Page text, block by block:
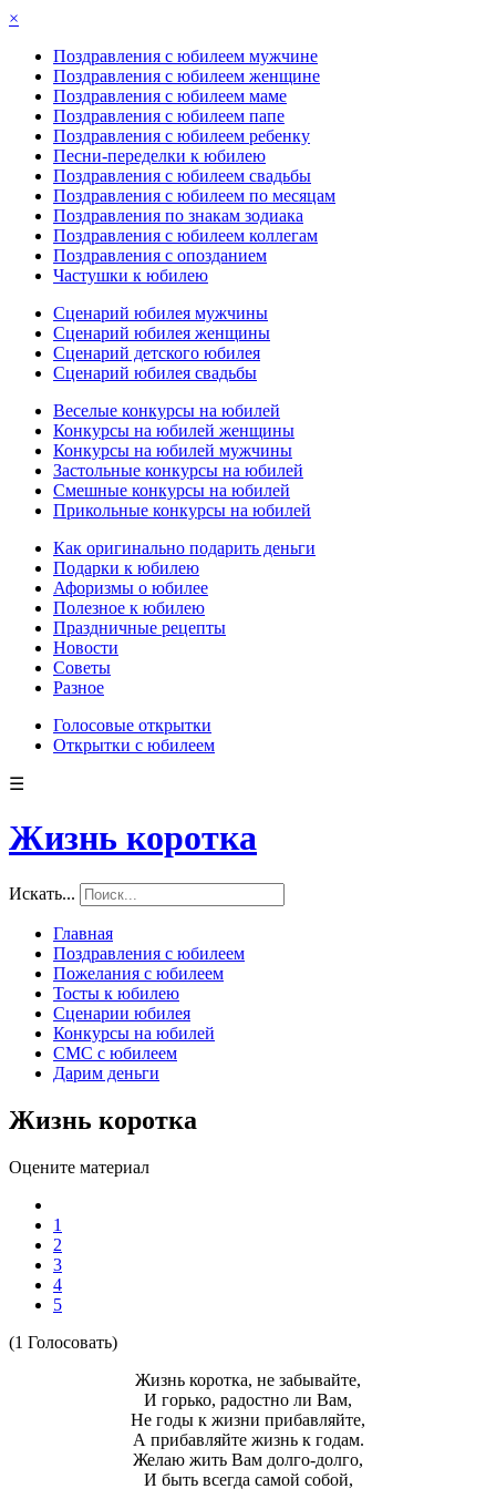
×
Поздравления с юбилеем мужчине
Поздравления с юбилеем женщине
Поздравления с юбилеем маме
Поздравления с юбилеем папе
Поздравления с юбилеем ребенку
Песни-переделки к юбилею
Поздравления с юбилеем свадьбы
Поздравления с юбилеем по месяцам
Поздравления по знакам зодиака
Поздравления с юбилеем коллегам
Поздравления с опозданием
Частушки к юбилею
Сценарий юбилея мужчины
Сценарий юбилея женщины
Сценарий детского юбилея
Сценарий юбилея свадьбы
Веселые конкурсы на юбилей
Конкурсы на юбилей женщины
Конкурсы на юбилей мужчины
Застольные конкурсы на юбилей
Смешные конкурсы на юбилей
Прикольные конкурсы на юбилей
Как оригинально подарить деньги
Подарки к юбилею
Афоризмы о юбилее
Полезное к юбилею
Праздничные рецепты
Новости
Советы
Разное
Голосовые открытки
Открытки с юбилеем
☰
Жизнь коротка
Искать...
Главная
Поздравления с юбилеем
Пожелания с юбилеем
Тосты к юбилею
Сценарии юбилея
Конкурсы на юбилей
СМС с юбилеем
Дарим деньги
Жизнь коротка
Оцените материал
1
2
3
4
5
(1 Голосовать)
Жизнь коротка, не забывайте,
И горько, радостно ли Вам,
Не годы к жизни прибавляйте,
А прибавляйте жизнь к годам.
Желаю жить Вам долго-долго,
И быть всегда самой собой,